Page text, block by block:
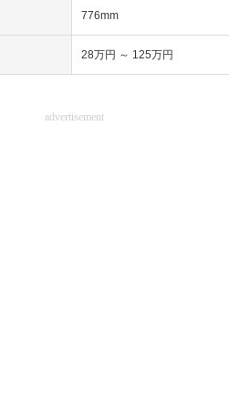
776mm
28万円 ～ 125万円
advertisement